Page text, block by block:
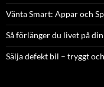
Vänta Smart: Appar och
Så förlänger du livet på
Sälja defekt bil – tryggt